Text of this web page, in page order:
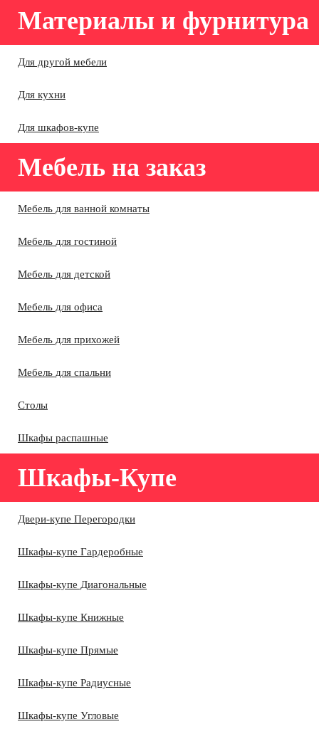
Материалы и фурнитура
Для другой мебели
Для кухни
Для шкафов-купе
Мебель на заказ
Мебель для ванной комнаты
Мебель для гостиной
Мебель для детской
Мебель для офиса
Мебель для прихожей
Мебель для спальни
Столы
Шкафы распашные
Шкафы-Купе
Двери-купе Перегородки
Шкафы-купе Гардеробные
Шкафы-купе Диагональные
Шкафы-купе Книжные
Шкафы-купе Прямые
Шкафы-купе Радиусные
Шкафы-купе Угловые